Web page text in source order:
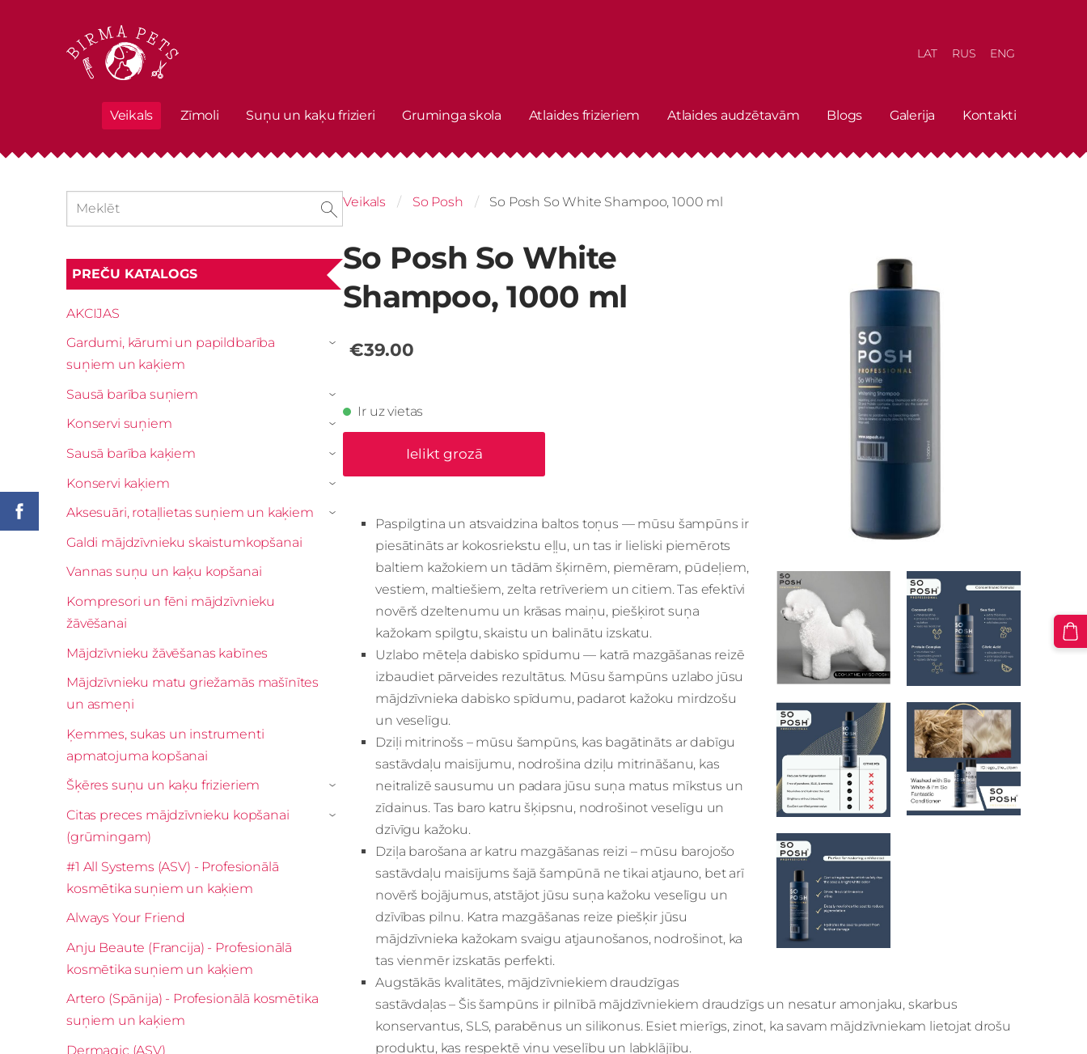
Veikals Zīmoli Suņu un kaķu frizieri Gruminga skola Atlaides frizieriem Atlaides audzētavām Blogs Galerija Kontakti
LAT RUS ENG
PREČU KATALOGS
AKCIJAS
Gardumi, kārumi un papildbarība
suņiem un kaķiem
›
Sausā barība suņiem ›
Konservi suņiem ›
Sausā barība kaķiem ›
Konservi kaķiem ›
Aksesuāri, rotaļlietas suņiem un kaķiem ›
Galdi mājdzīvnieku skaistumkopšanai
Vannas suņu un kaķu kopšanai
Kompresori un fēni mājdzīvnieku
žāvēšanai
Mājdzīvnieku žāvēšanas kabīnes
Mājdzīvnieku matu griežamās mašīnītes
un asmeņi
Ķemmes, sukas un instrumenti
apmatojuma kopšanai
Šķēres suņu un kaķu frizieriem
›
Citas preces mājdzīvnieku kopšanai
(grūmingam)
›
#1 All Systems (ASV) - Profesionālā
kosmētika suņiem un kaķiem
Always Your Friend
Anju Beaute (Francija) - Profesionālā
kosmētika suņiem un kaķiem
Artero (Spānija) - Profesionālā kosmētika
suņiem un kaķiem
Dermagic (ASV)
Veikals So Posh So Posh So White Shampoo, 1000 ml
So Posh So White
Shampoo, 1000 ml
€39.00
Ir uz vietas
Ielikt grozā
Paspilgtina un atsvaidzina baltos toņus — mūsu šampūns ir
piesātināts ar kokosriekstu eļļu, un tas ir lieliski piemērots
baltiem kažokiem un tādām šķirnēm, piemēram, pūdeļiem,
vestiem, maltiešiem, zelta retrīveriem un citiem. Tas efektīvi
novērš dzeltenumu un krāsas maiņu, piešķirot suņa
kažokam spilgtu, skaistu un balinātu izskatu.
Uzlabo mēteļa dabisko spīdumu — katrā mazgāšanas reizē
izbaudiet pārveides rezultātus. Mūsu šampūns uzlabo jūsu
mājdzīvnieka dabisko spīdumu, padarot kažoku mirdzošu
un veselīgu.
Dziļi mitrinošs – mūsu šampūns, kas bagātināts ar dabīgu
sastāvdaļu maisījumu, nodrošina dziļu mitrināšanu, kas
neitralizē sausumu un padara jūsu suņa matus mīkstus un
zīdainus. Tas baro katru šķipsnu, nodrošinot veselīgu un
dzīvīgu kažoku.
Dziļa barošana ar katru mazgāšanas reizi – mūsu barojošo
sastāvdaļu maisījums šajā šampūnā ne tikai atjauno, bet arī
novērš bojājumus, atstājot jūsu suņa kažoku veselīgu un
dzīvības pilnu. Katra mazgāšanas reize piešķir jūsu
mājdzīvnieka kažokam svaigu atjaunošanos, nodrošinot, ka
tas vienmēr izskatās perfekti.
Augstākās kvalitātes, mājdzīvniekiem draudzīgas
sastāvdaļas – Šis šampūns ir pilnībā mājdzīvniekiem draudzīgs un nesatur amonjaku, skarbus
konservantus, SLS, parabēnus un silikonus. Esiet mierīgs, zinot, ka savam mājdzīvniekam lietojat drošu
produktu, kas respektē viņu veselību un labklājību.